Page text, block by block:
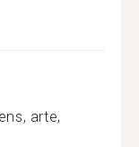
arte,